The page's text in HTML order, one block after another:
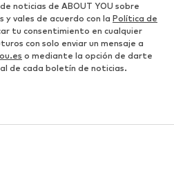
noticias de ABOUT YOU sobre
vales de acuerdo con la Política de
tu consentimiento en cualquier
con solo enviar un mensaje a
o mediante la opción de darte
de cada boletín de noticias.